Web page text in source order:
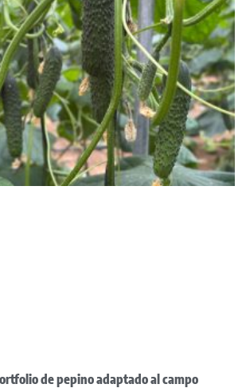
de pepino adaptado al campo